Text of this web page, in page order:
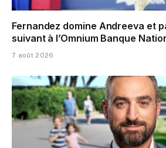
Fernandez domine Andreeva et
suivant à l’Omnium Banque
7 août 2026